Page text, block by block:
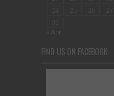
24
25 26 27
31
« Apr
FIND US ON FACEBOOK